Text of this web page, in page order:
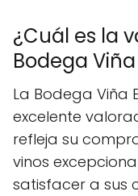
¿Cuál es la
Bodega
La Bodega Viña
excelente
refleja su
vinos
satisfacer a sus